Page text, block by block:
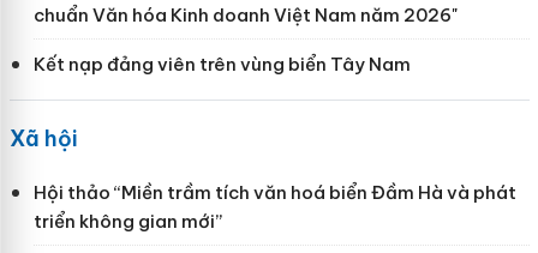
chuẩn Văn hóa Kinh doanh Việt Nam năm 2026"
Kết nạp đảng viên trên vùng biển Tây Nam
Xã hội
Hội thảo “Miền trầm tích văn hoá biển Đầm Hà và phát
triển không gian mới”